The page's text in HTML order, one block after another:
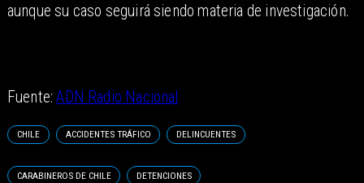
aunque su caso seguirá siendo materia de investigación.
Fuente:ADN Radio Nacional
CHILE ACCIDENTES TRÁFICO DELINCUENTES
CARABINEROS DE CHILE DETENCIONES